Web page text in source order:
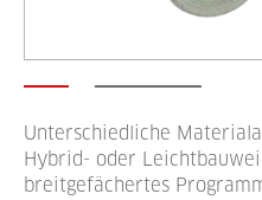
Unterschiedliche
Hybrid- oder
breitgefächertes